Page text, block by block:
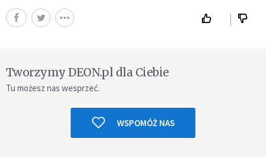
Tworzymy DEON.pl dla Ciebie
Tu możesz nas wesprzeć.
WSPOMÓŻ NAS